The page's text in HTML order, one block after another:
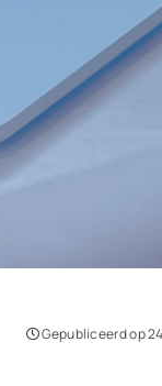
Gepubliceerd op